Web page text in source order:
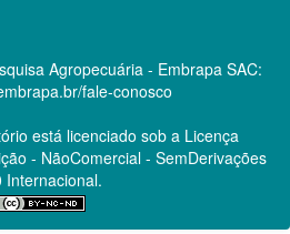
Agropecuária - Embrapa SAC:
fale-conosco
está licenciado sob a Licença
- NãoComercial - SemDerivações
Internacional.